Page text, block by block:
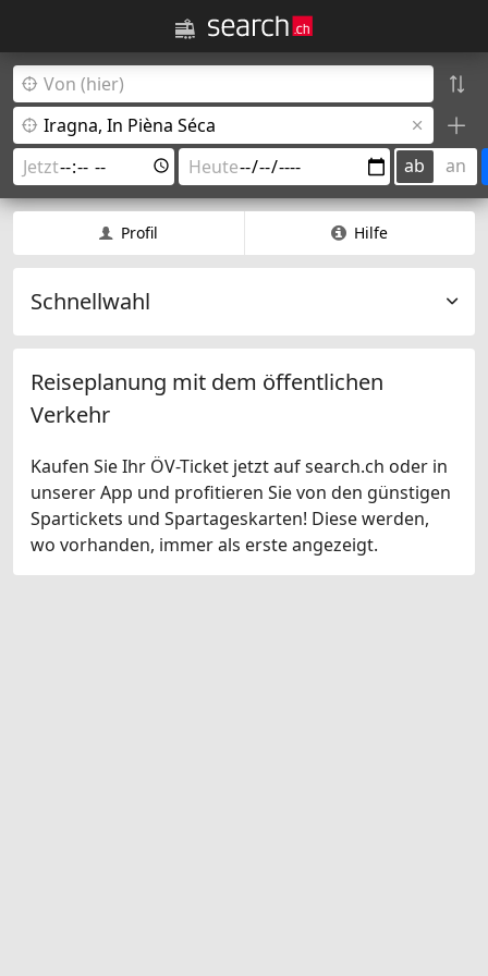
ab an
Profil Hilfe
Schnellwahl
Reiseplanung mit dem öffentlichen
Verkehr
Kaufen Sie Ihr ÖV-Ticket jetzt auf search.ch oder in
unserer App und profitieren Sie von den günstigen
Spartickets und Spartageskarten! Diese werden,
wo vorhanden, immer als erste angezeigt.